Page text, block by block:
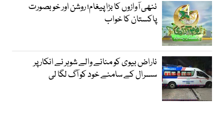
ننھی آوازوں کا بڑا پیغام؛ روشن اور خوبصورت
پاکستان کا خواب
ناراض بیوی کو منانے والے شوہر نے انکار پر
سسرال کے سامنے خود کو آگ لگا لی